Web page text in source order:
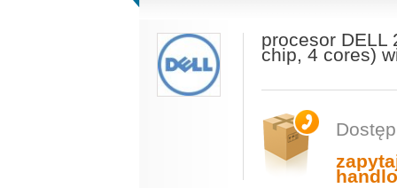
procesor DELL
chip, 4 cores)